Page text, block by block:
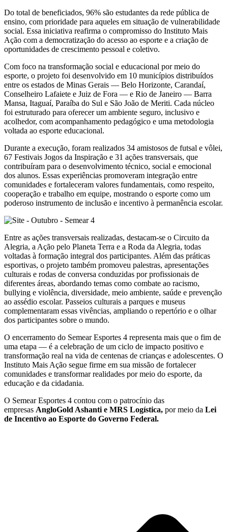
Do total de beneficiados, 96% são estudantes da rede pública de
ensino, com prioridade para aqueles em situação de vulnerabilidade
social. Essa iniciativa reafirma o compromisso do Instituto Mais
Ação com a democratização do acesso ao esporte e a criação de
oportunidades de crescimento pessoal e coletivo.
Com foco na transformação social e educacional por meio do
esporte, o projeto foi desenvolvido em 10 municípios distribuídos
entre os estados de Minas Gerais — Belo Horizonte, Carandaí,
Conselheiro Lafaiete e Juiz de Fora — e Rio de Janeiro — Barra
Mansa, Itaguaí, Paraíba do Sul e São João de Meriti. Cada núcleo
foi estruturado para oferecer um ambiente seguro, inclusivo e
acolhedor, com acompanhamento pedagógico e uma metodologia
voltada ao esporte educacional.
Durante a execução, foram realizados 34 amistosos de futsal e vôlei,
67 Festivais Jogos da Inspiração e 31 ações transversais, que
contribuíram para o desenvolvimento técnico, social e emocional
dos alunos. Essas experiências promoveram integração entre
comunidades e fortaleceram valores fundamentais, como respeito,
cooperação e trabalho em equipe, mostrando o esporte como um
poderoso instrumento de inclusão e incentivo à permanência escolar.
Entre as ações transversais realizadas, destacam-se o Circuito da
Alegria, a Ação pelo Planeta Terra e a Roda da Alegria, todas
voltadas à formação integral dos participantes. Além das práticas
esportivas, o projeto também promoveu palestras, apresentações
culturais e rodas de conversa conduzidas por profissionais de
diferentes áreas, abordando temas como combate ao racismo,
bullying e violência, diversidade, meio ambiente, saúde e prevenção
ao assédio escolar. Passeios culturais a parques e museus
complementaram essas vivências, ampliando o repertório e o olhar
dos participantes sobre o mundo.
O encerramento do Semear Esportes 4 representa mais que o fim de
uma etapa — é a celebração de um ciclo de impacto positivo e
transformação real na vida de centenas de crianças e adolescentes. O
Instituto Mais Ação segue firme em sua missão de fortalecer
comunidades e transformar realidades por meio do esporte, da
educação e da cidadania.
O Semear Esportes 4 contou com o patrocínio das
empresas AngloGold Ashanti e MRS Logística, por meio da Lei
de Incentivo ao Esporte do Governo Federal.